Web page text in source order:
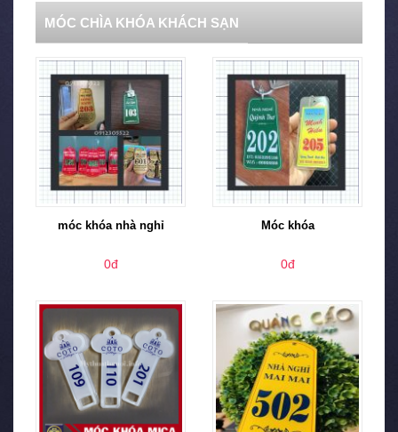
MÓC CHÌA KHÓA KHÁCH SẠN
móc khóa nhà nghỉ
0đ
Móc khóa
0đ